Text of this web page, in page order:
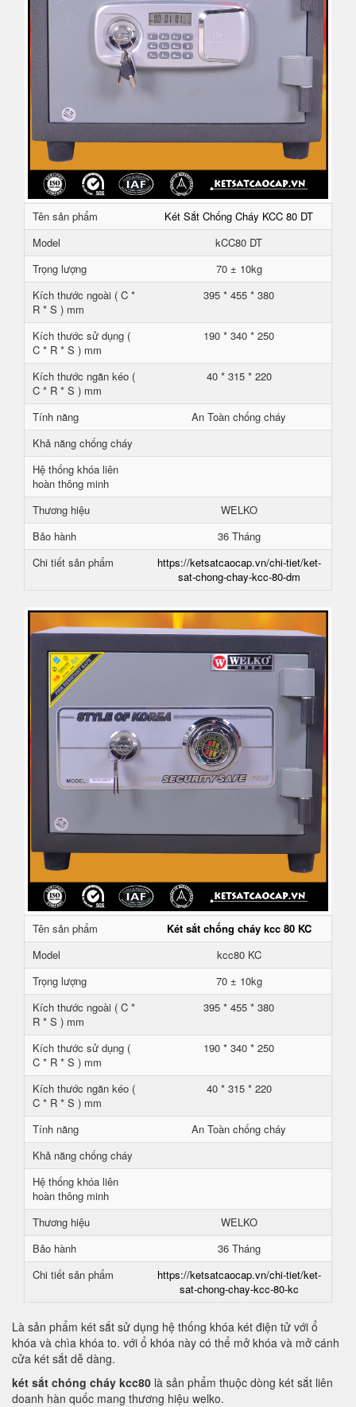
Tên sản phẩm
Két Sắt Chống Cháy KCC 80 DT
Model
kCC80 DT
Trọng lượng
70 ± 10kg
Kích thước ngoài ( C *
R * S ) mm
395 * 455 * 380
Kích thước sử dụng (
C * R * S ) mm
190 * 340 * 250
Kích thước ngăn kéo (
C * R * S ) mm
40 * 315 * 220
Tính năng
An Toàn chống cháy
Khả năng chống cháy
Hệ thống khóa liên
hoàn thông minh
Thương hiệu
WELKO
Bảo hành
36 Tháng
Chi tiết sản phẩm
https://ketsatcaocap.vn/chi-tiet/ket-
sat-chong-chay-kcc-80-dm
Tên sản phẩm
Két sắt chống cháy kcc 80 KC
Model
kcc80 KC
Trọng lượng
70 ± 10kg
Kích thước ngoài ( C *
R * S ) mm
395 * 455 * 380
Kích thước sử dụng (
C * R * S ) mm
190 * 340 * 250
Kích thước ngăn kéo (
C * R * S ) mm
40 * 315 * 220
Tính năng
An Toàn chống cháy
Khả năng chống cháy
Hệ thống khóa liên
hoàn thông minh
Thương hiệu
WELKO
Bảo hành
36 Tháng
Chi tiết sản phẩm
https://ketsatcaocap.vn/chi-tiet/ket-
sat-chong-chay-kcc-80-kc
Là sản phẩm két sắt sử dụng hệ thống khóa két điện tử với ổ
khóa và chìa khóa to. với ổ khóa này có thể mở khóa và mở cánh
cửa két sắt dễ dàng.
két sắt chóng cháy kcc80 là sản phẩm thuộc dòng két sắt liên
doanh hàn quốc mang thương hiệu welko.